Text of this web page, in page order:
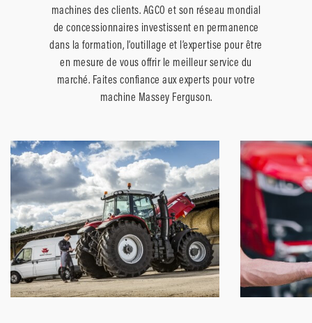
machines des clients. AGCO et son réseau mondial
de concessionnaires investissent en permanence
dans la formation, l’outillage et l’expertise pour être
en mesure de vous offrir le meilleur service du
marché. Faites confiance aux experts pour votre
machine Massey Ferguson.